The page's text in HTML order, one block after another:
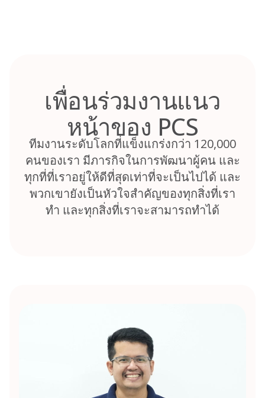
เพื่อนร่วมงานแนว
หน้าของ PCS
ทีมงานระดับโลกที่แข็งแกร่งกว่า 120,000
คนของเรา มีภารกิจในการพัฒนาผู้คน และ
ทุกที่ที่เราอยู่ให้ดีที่สุดเท่าที่จะเป็นไปได้ และ
พวกเขายังเป็นหัวใจสำคัญของทุกสิ่งที่เรา
ทำ และทุกสิ่งที่เราจะสามารถทำได้